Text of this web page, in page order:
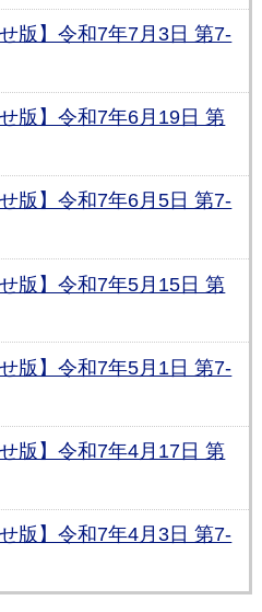
版】令和7年7月3日 第7-
版】令和7年6月19日 第
版】令和7年6月5日 第7-
版】令和7年5月15日 第
版】令和7年5月1日 第7-
版】令和7年4月17日 第
版】令和7年4月3日 第7-